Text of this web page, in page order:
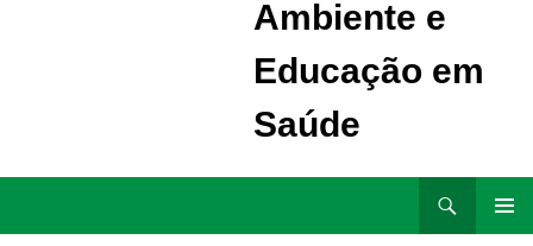
Ambiente e
Educação em
Saúde